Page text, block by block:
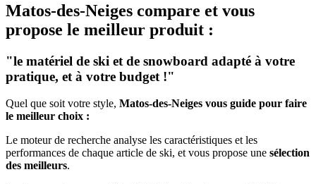
Matos-des-Neiges compare et vous
propose le meilleur produit :
"le matériel de ski et de snowboard adapté à votre
pratique, et à votre budget !"
Quel que soit votre style, Matos-des-Neiges vous guide pour faire
le meilleur choix :
Le moteur de recherche analyse les caractéristiques et les
performances de chaque article de ski, et vous propose une sélection
des meilleurs.